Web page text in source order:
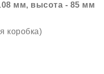
мм, высота - 85 мм
коробка)